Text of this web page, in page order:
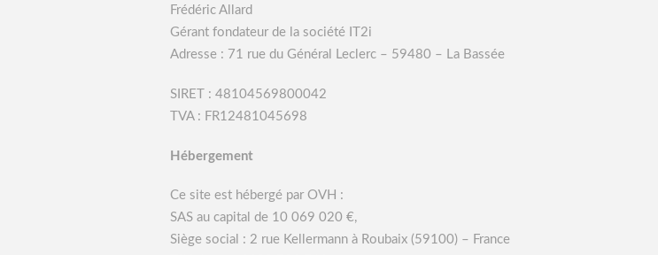
Frédéric Allard
Gérant fondateur de la société IT2i
Adresse : 71 rue du Général Leclerc – 59480 – La Bassée
SIRET : 48104569800042
TVA : FR12481045698
Hébergement
Ce site est hébergé par OVH :
SAS au capital de 10 069 020 €,
Siège social : 2 rue Kellermann à Roubaix (59100) – France